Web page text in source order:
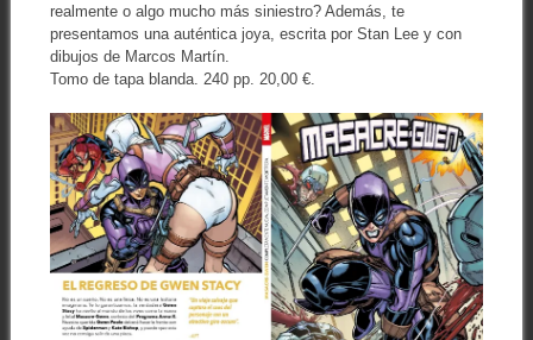
realmente o algo mucho más siniestro? Además, te
presentamos una auténtica joya, escrita por Stan Lee y con
dibujos de Marcos Martín.
Tomo de tapa blanda. 240 pp. 20,00 €.